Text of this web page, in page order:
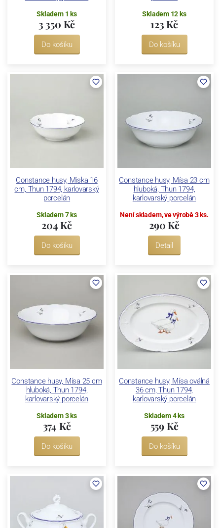
Skladem 1 ks
3 350 Kč
Do košíku
Skladem 12 ks
123 Kč
Do košíku
Constance husy, Miska 16
cm, Thun 1794, karlovarský
porcelán
Skladem 7 ks
204 Kč
Do košíku
Constance husy, Mísa 23 cm
hluboká, Thun 1794,
karlovarský porcelán
Není skladem, ve výrobě 3 ks.
290 Kč
Detail
Constance husy, Mísa 25 cm
hluboká, Thun 1794,
karlovarský porcelán
Skladem 3 ks
374 Kč
Do košíku
Constance husy, Mísa oválná
36 cm, Thun 1794,
karlovarský porcelán
Skladem 4 ks
559 Kč
Do košíku